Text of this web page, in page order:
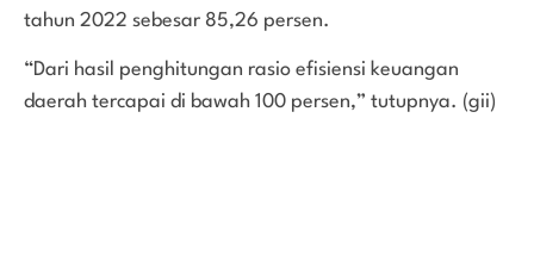
tahun 2022 sebesar 85,26 persen.
“Dari hasil penghitungan rasio efisiensi keuangan
daerah tercapai di bawah 100 persen,” tutupnya. (gii)